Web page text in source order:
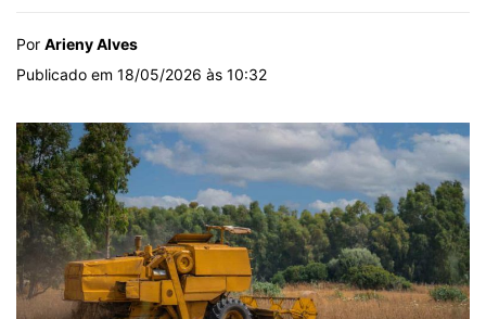
Por Arieny Alves
Publicado em 18/05/2026 às 10:32